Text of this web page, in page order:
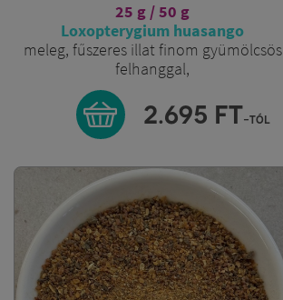
25 g / 50 g
Loxopterygium huasango
meleg, fűszeres illat finom gyümölcsös
felhanggal,
a sima mirhánál sokkal lágyabb és
aromásabb
2.695 FT-tól